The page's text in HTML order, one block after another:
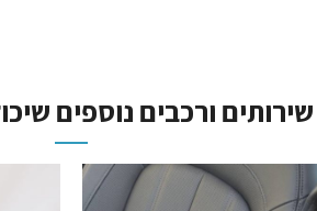
שירותים ורכבים נוספים